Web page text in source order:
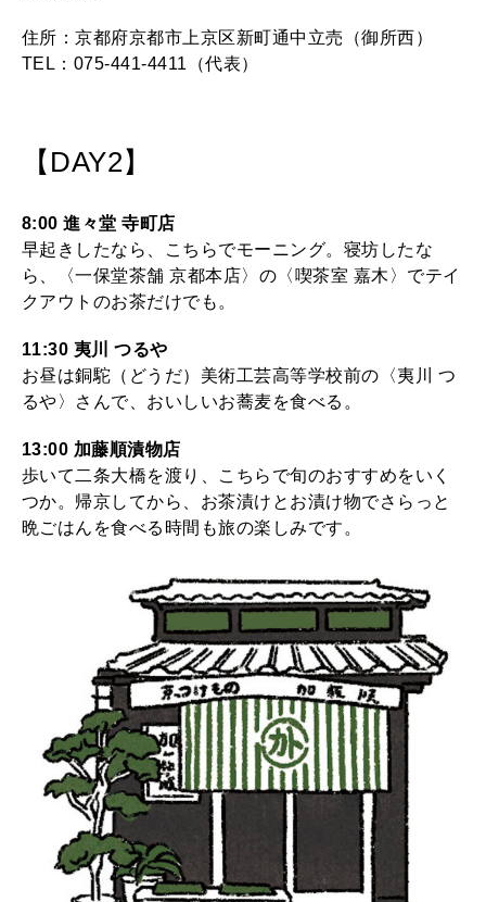
住所：京都府京都市上京区新町通中立売（御所西）
TEL：075-441-4411（代表）
【DAY2】
8:00 進々堂 寺町店
早起きしたなら、こちらでモーニング。寝坊したな
ら、〈一保堂茶舗 京都本店〉の〈喫茶室 嘉木〉でテイ
クアウトのお茶だけでも。
11:30 夷川 つるや
お昼は銅駝（どうだ）美術工芸高等学校前の〈夷川 つ
るや〉さんで、おいしいお蕎麦を食べる。
13:00 加藤順漬物店
歩いて二条大橋を渡り、こちらで旬のおすすめをいく
つか。帰京してから、お茶漬けとお漬け物でさらっと
晩ごはんを食べる時間も旅の楽しみです。